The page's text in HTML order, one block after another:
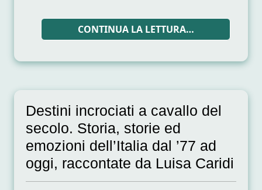
CONTINUA LA LETTURA…
Destini incrociati a cavallo del
secolo. Storia, storie ed
emozioni dell’Italia dal ’77 ad
oggi, raccontate da Luisa Caridi